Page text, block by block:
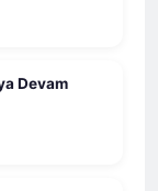
Devam